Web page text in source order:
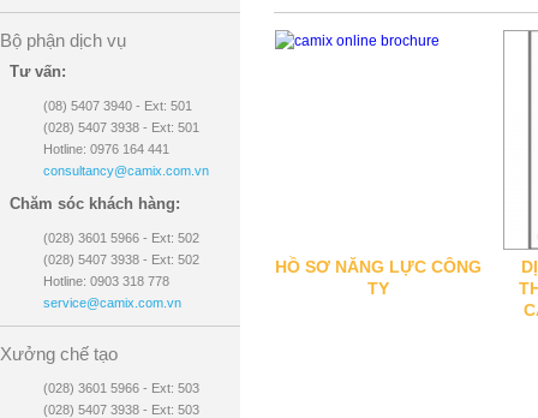
Bộ phận dịch vụ
Tư vấn:
(08) 5407 3940 - Ext: 501
(028) 5407 3938 - Ext: 501
Hotline: 0976 164 441
consultancy@camix.com.vn
Chăm sóc khách hàng:
(028) 3601 5966 - Ext: 502
(028) 5407 3938 - Ext: 502
Hotline: 0903 318 778
service@camix.com.vn
Xưởng chế tạo
(028) 3601 5966 - Ext: 503
(028) 5407 3938 - Ext: 503
HỒ SƠ NĂNG LỰC CÔNG
TY